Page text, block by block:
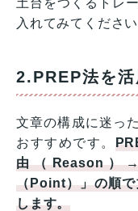
入れてみてください
2.PREP法を活
文章の構成に迷っ
おすすめです。
由（Reason）
（Point）」の順
します。